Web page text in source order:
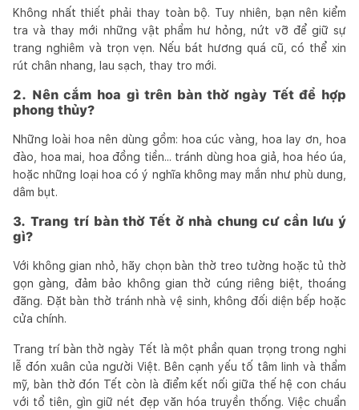
Không nhất thiết phải thay toàn bộ. Tuy nhiên, bạn nên kiểm
tra và thay mới những vật phẩm hư hỏng, nứt vỡ để giữ sự
trang nghiêm và trọn vẹn. Nếu bát hương quá cũ, có thể xin
rút chân nhang, lau sạch, thay tro mới.
2. Nên cắm hoa gì trên bàn thờ ngày Tết để hợp
phong thủy?
Những loài hoa nên dùng gồm: hoa cúc vàng, hoa lay ơn, hoa
đào, hoa mai, hoa đồng tiền... tránh dùng hoa giả, hoa héo úa,
hoặc những loại hoa có ý nghĩa không may mắn như phù dung,
dâm bụt.
3. Trang trí bàn thờ Tết ở nhà chung cư cần lưu ý
gì?
Với không gian nhỏ, hãy chọn bàn thờ treo tường hoặc tủ thờ
gọn gàng, đảm bảo không gian thờ cúng riêng biệt, thoáng
đãng. Đặt bàn thờ tránh nhà vệ sinh, không đối diện bếp hoặc
cửa chính.
Trang trí bàn thờ ngày Tết là một phần quan trọng trong nghi
lễ đón xuân của người Việt. Bên cạnh yếu tố tâm linh và thẩm
mỹ, bàn thờ đón Tết còn là điểm kết nối giữa thế hệ con cháu
với tổ tiên, gìn giữ nét đẹp văn hóa truyền thống. Việc chuẩn